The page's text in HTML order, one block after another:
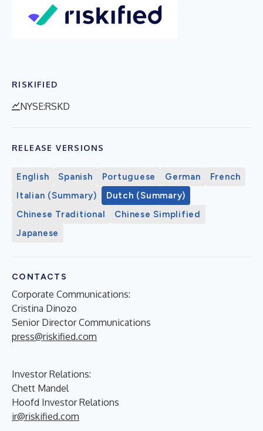
RISKIFIED
NYSE:RSKD
RELEASE VERSIONS
English Spanish Portuguese German
French
Italian (Summary)
Dutch (Summary)
Chinese Traditional
Chinese Simplified
Japanese
CONTACTS
Corporate Communications:
Cristina Dinozo
Senior Director Communications
press@riskified.com
Investor Relations:
Chett Mandel
Hoofd Investor Relations
ir@riskified.com